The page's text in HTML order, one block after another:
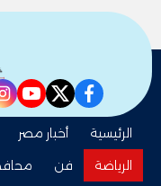
facebook
twitter
الرئيسية أخبار مصر
الرياضة
فن